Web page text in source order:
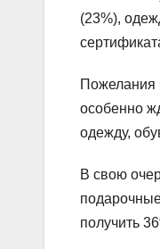
(23%),
Пожелания
особенно
одежду,
В свою
получить